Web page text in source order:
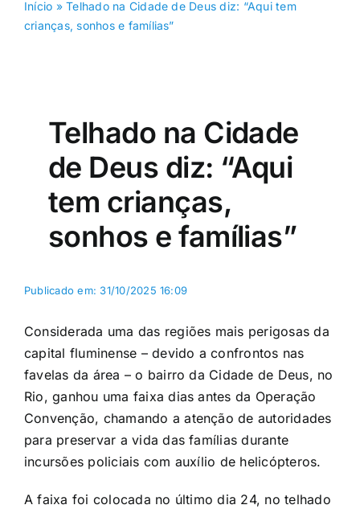
Início »Telhado na Cidade de Deus diz: “Aqui tem
crianças, sonhos e famílias”
Telhado na Cidade
de Deus diz: “Aqui
tem crianças,
sonhos e famílias”
Publicado em: 31/10/2025 16:09
Considerada uma das regiões mais perigosas da
capital fluminense – devido a confrontos nas
favelas da área – o bairro da Cidade de Deus, no
Rio, ganhou uma faixa dias antes da Operação
Convenção, chamando a atenção de autoridades
para preservar a vida das famílias durante
incursões policiais com auxílio de helicópteros.
A faixa foi colocada no último dia 24, no telhado